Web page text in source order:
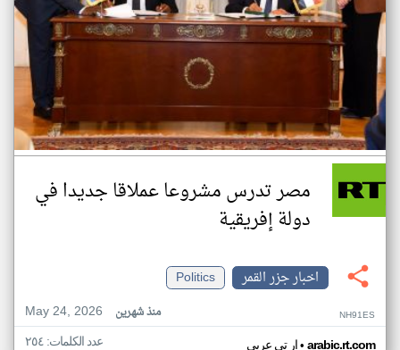
مصر تدرس مشروعا عملاقا جديدا في
دولة إفريقية
اخبار جزر القمر
Politics
May 24, 2026
منذ شهرين NH91ES
ار تي عربي arabic.rt.com عدد الكلمات: ٢٥٤